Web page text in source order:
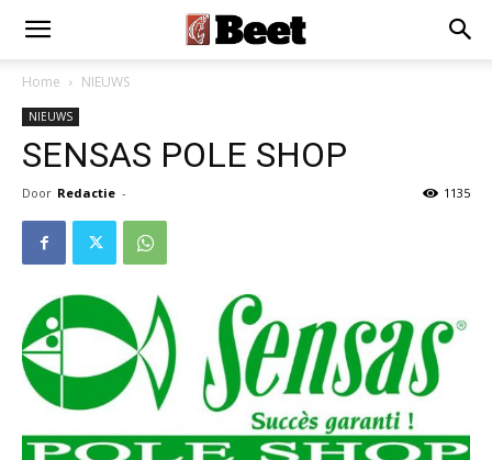
Home NIEUWS
NIEUWS
SENSAS POLE SHOP
Door Redactie - 1135
Installeren